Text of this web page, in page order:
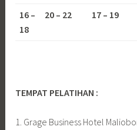
16 –
18
20 – 22 17 – 19
TEMPAT PELATIHAN :
1. Grage Business Hotel